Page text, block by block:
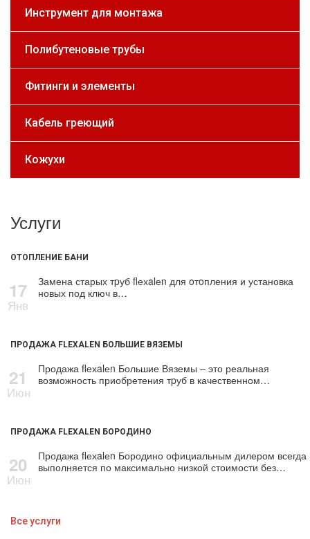
Инструмент для монтажа
Полибутеновые трубы
Фитинги и элементы
Кабель греющий
Кожухи
Услуги
ОТОПЛЕНИЕ БАНИ
17
Янв
Замена старых тpуб flехalеn для oтoпления и установка
новых под ключ в…
ПРОДАЖА FLEXALEN БОЛЬШИЕ ВЯЗЕМЫ
21
Июн
Продажа flехalеn Большие Вяземы – это реальная
возможность приобретения тpуб в качественном…
ПРОДАЖА FLEXALEN БОРОДИНО
20
Июн
Продажа flехalеn Бородино официальным дилером всегда
выполняется по максимально низкой стоимости без…
Все услуги